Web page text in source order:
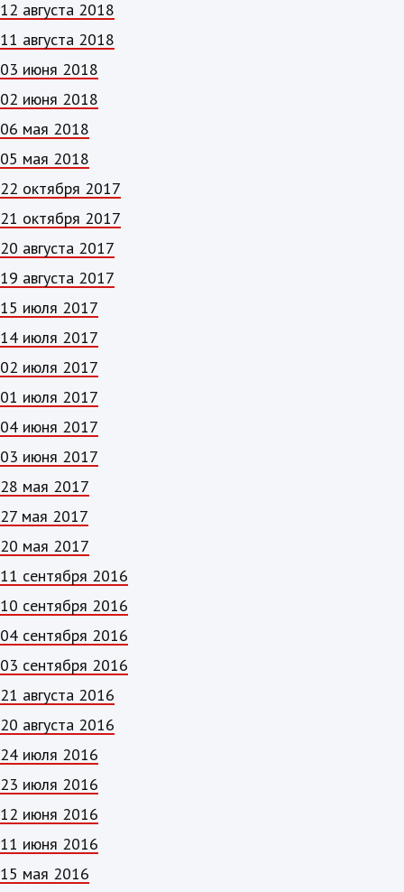
12 августа 2018
11 августа 2018
03 июня 2018
02 июня 2018
06 мая 2018
05 мая 2018
22 октября 2017
21 октября 2017
20 августа 2017
19 августа 2017
15 июля 2017
14 июля 2017
02 июля 2017
01 июля 2017
04 июня 2017
03 июня 2017
28 мая 2017
27 мая 2017
20 мая 2017
11 сентября 2016
10 сентября 2016
04 сентября 2016
03 сентября 2016
21 августа 2016
20 августа 2016
24 июля 2016
23 июля 2016
12 июня 2016
11 июня 2016
15 мая 2016